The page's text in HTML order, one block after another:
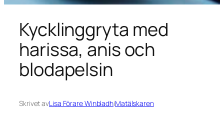
Kycklinggryta med
harissa, anis och
blodapelsin
Skrivet avLisa Förare WinbladhiMatälskaren